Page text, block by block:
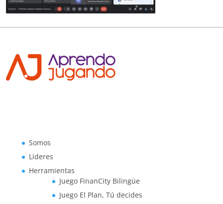
Somos
Líderes
Herramientas
Juego FinanCity Bilingüe
Juego El Plan, Tú decides